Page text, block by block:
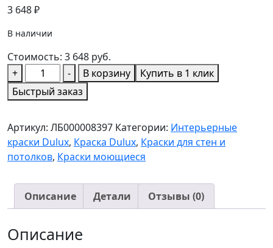
3 648₽
В наличии
Стоимость: 3 648 руб.
+
Количество
товара
DULUX
Резист
д/
детской
повышенной
влагостойкости
BW
- В корзину
Купить в 1 клик
Быстрый заказ
Артикул: ЛБ000008397 Категории: Интерьерные
краски Dulux, Краска Dulux, Краски для стен и
потолков, Краски моющиеся
Описание Детали Отзывы (0)
Описание